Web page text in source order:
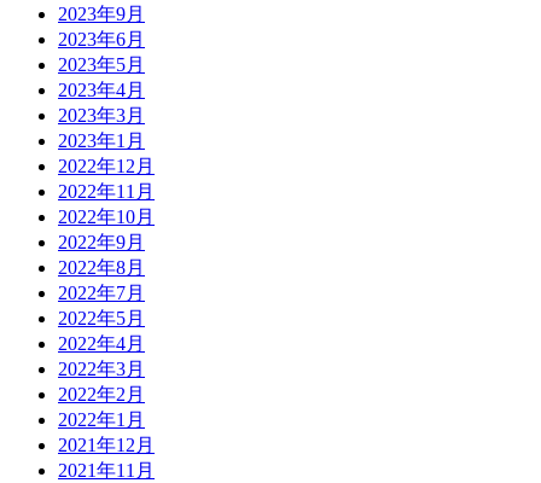
2023年9月
2023年6月
2023年5月
2023年4月
2023年3月
2023年1月
2022年12月
2022年11月
2022年10月
2022年9月
2022年8月
2022年7月
2022年5月
2022年4月
2022年3月
2022年2月
2022年1月
2021年12月
2021年11月